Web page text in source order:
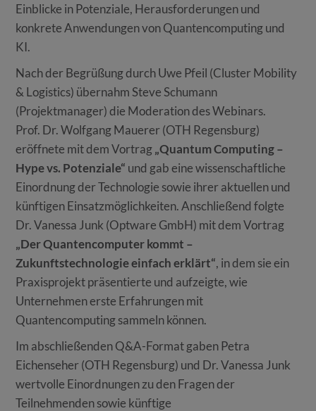
Einblicke in Potenziale, Herausforderungen und
konkrete Anwendungen von Quantencomputing und
KI.
Nach der Begrüßung durch Uwe Pfeil (Cluster Mobility
& Logistics) übernahm Steve Schumann
(Projektmanager) die Moderation des Webinars.
Prof. Dr. Wolfgang Mauerer (OTH Regensburg)
eröffnete mit dem Vortrag„Quantum Computing –
Hype vs. Potenziale“ und gab eine wissenschaftliche
Einordnung der Technologie sowie ihrer aktuellen und
künftigen Einsatzmöglichkeiten. Anschließend folgte
Dr. Vanessa Junk (Optware GmbH) mit dem Vortrag
„Der Quantencomputer kommt –
Zukunftstechnologie einfach erklärt“, in dem sie ein
Praxisprojekt präsentierte und aufzeigte, wie
Unternehmen erste Erfahrungen mit
Quantencomputing sammeln können.
Im abschließenden Q&A-Format gaben Petra
Eichenseher (OTH Regensburg) und Dr. Vanessa Junk
wertvolle Einordnungen zu den Fragen der
Teilnehmenden sowie künftige